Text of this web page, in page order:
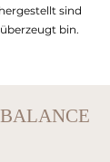
sind
bin.